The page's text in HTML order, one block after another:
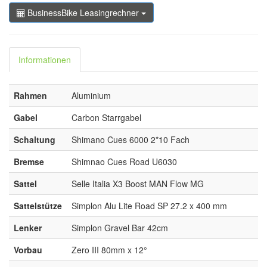
BusinessBike Leasingrechner
Informationen
Rahmen
Aluminium
Gabel
Carbon Starrgabel
Schaltung
Shimano Cues 6000 2*10 Fach
Bremse
Shimnao Cues Road U6030
Sattel
Selle Italia X3 Boost MAN Flow MG
Sattelstütze
Simplon Alu Lite Road SP 27.2 x 400 mm
Lenker
Simplon Gravel Bar 42cm
Vorbau
Zero III 80mm x 12°